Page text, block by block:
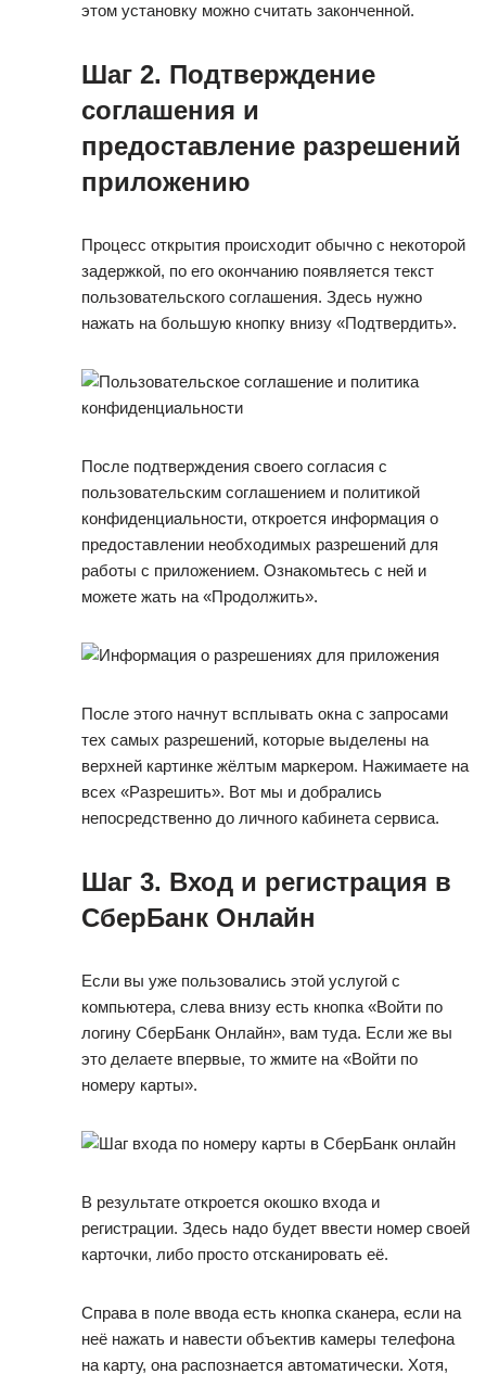
этом установку можно считать законченной.
Шаг 2. Подтверждение
соглашения и
предоставление разрешений
приложению
Процесс открытия происходит обычно с некоторой
задержкой, по его окончанию появляется текст
пользовательского соглашения. Здесь нужно
нажать на большую кнопку внизу «Подтвердить».
После подтверждения своего согласия с
пользовательским соглашением и политикой
конфиденциальности, откроется информация о
предоставлении необходимых разрешений для
работы с приложением. Ознакомьтесь с ней и
можете жать на «Продолжить».
После этого начнут всплывать окна с запросами
тех самых разрешений, которые выделены на
верхней картинке жёлтым маркером. Нажимаете на
всех «Разрешить». Вот мы и добрались
непосредственно до личного кабинета сервиса.
Шаг 3. Вход и регистрация в
СберБанк Онлайн
Если вы уже пользовались этой услугой с
компьютера, слева внизу есть кнопка «Войти по
логину СберБанк Онлайн», вам туда. Если же вы
это делаете впервые, то жмите на «Войти по
номеру карты».
В результате откроется окошко входа и
регистрации. Здесь надо будет ввести номер своей
карточки, либо просто отсканировать её.
Справа в поле ввода есть кнопка сканера, если на
неё нажать и навести объектив камеры телефона
на карту, она распознается автоматически. Хотя,